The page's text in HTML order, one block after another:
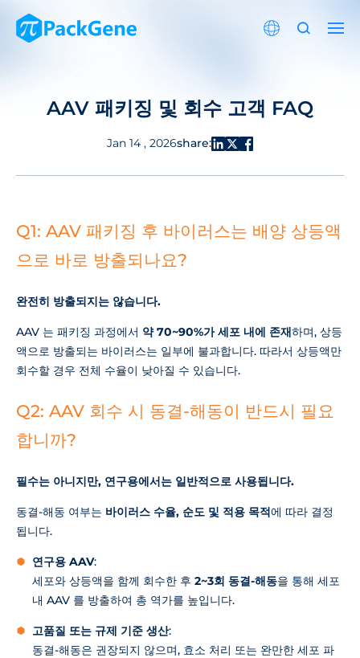
AAV 패키징 및 회수 고객 FAQ
Jan 14 , 2026share:
Q1: AAV 패키징 후 바이러스는 배양 상등액
으로 바로 방출되나요?
완전히 방출되지는 않습니다.
AAV 는 패키징 과정에서 약 70~90%가 세포 내에 존재하며, 상등
액으로 방출되는 바이러스는 일부에 불과합니다. 따라서 상등액만
회수할 경우 전체 수율이 낮아질 수 있습니다.
Q2: AAV 회수 시 동결-해동이 반드시 필요
합니까?
필수는 아니지만, 연구용에서는 일반적으로 사용됩니다.
동결-해동 여부는 바이러스 수율, 순도 및 적용 목적에 따라 결정
됩니다.
연구용 AAV:
세포와 상등액을 함께 회수한 후 2~3회 동결-해동을 통해 세포
내 AAV 를 방출하여 총 역가를 높입니다.
고품질 또는 규제 기준 생산:
동결-해동은 권장되지 않으며, 효소 처리 또는 완만한 세포 파